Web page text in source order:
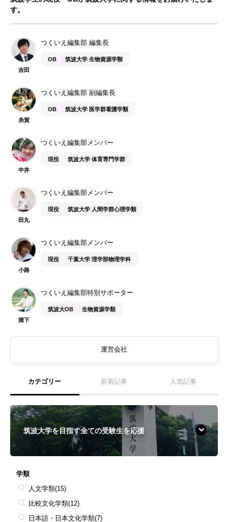
す。
吉田
つくいえ編集部 編集長
OB 筑波大学 生物資源学類
糸賀
つくいえ編集部 副編集長
OB 筑波大学 医学群看護学類
中井
つくいえ編集部メンバー
現役 筑波大学 体育専門学群
田丸
つくいえ編集部メンバー
現役 筑波大学 人間学群心理学類
小路
つくいえ編集部メンバー
現役 千葉大学 理学部物理学科
堀下
つくいえ編集部特別サポーター
筑波大OB 生物資源学類
運営会社
カテゴリー 新着記事 人気記事
筑波大学を目指す全ての受験生を応援
学類
人文学類(15)
比較文化学類(12)
日本語・日本文化学類(7)